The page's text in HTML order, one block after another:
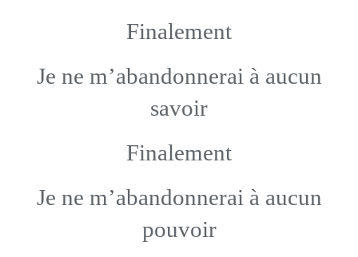
Finalement
Je ne m’abandonnerai à aucun
savoir
Finalement
Je ne m’abandonnerai à aucun
pouvoir